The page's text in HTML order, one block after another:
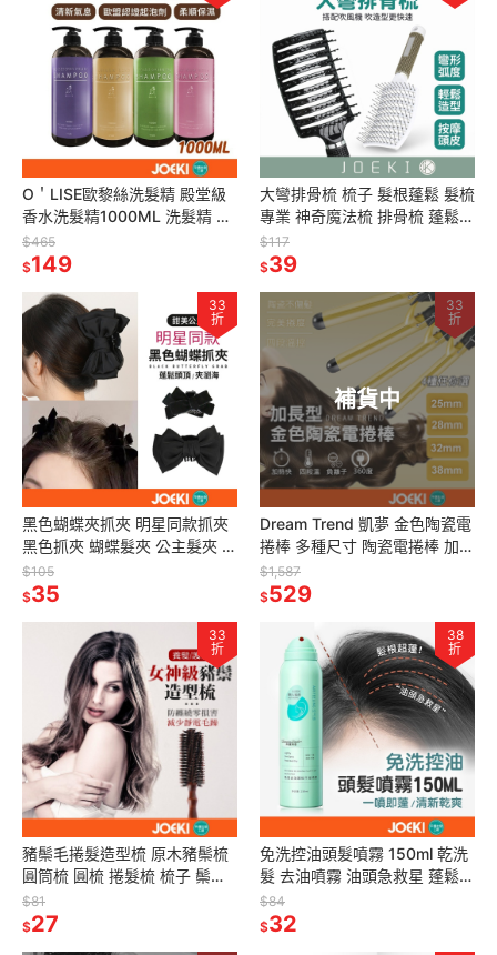
O＇LISE歐黎絲洗髮精 殿堂級
香水洗髮精1000ML 洗髮精 控
油洗髮 髮根強化 護色 洗髮
【MF0080】
$465
$149
大彎排骨梳 梳子 髮根蓬鬆 髮梳
專業 神奇魔法梳 排骨梳 蓬鬆梳
造型梳 按摩梳 美髮梳
【MF0071】
$117
$39
33
折
黑色蝴蝶夾抓夾 明星同款抓夾
黑色抓夾 蝴蝶髮夾 公主髮夾 甜
美髮夾 髮飾 抓夾 髮夾 蓬鬆夾
瀏海夾【MF0077】
$105
$35
補貨中
33
折
Dream Trend 凱夢 金色陶瓷電
捲棒 多種尺寸 陶瓷電捲棒 加長
電捲棒 電棒 電捲 捲髮 美髮
【DZ0019】
$1,587
$529
33
折
豬鬃毛捲髮造型梳 原木豬鬃梳
圓筒梳 圓梳 捲髮梳 梳子 鬃毛
梳 木柄梳 斜列梳 斜紋 原木 防
靜電 捲梳 MF0008
$81
$27
38
折
免洗控油頭髮噴霧 150ml 乾洗
髮 去油噴霧 油頭急救星 蓬鬆噴
霧 控油神器 乾洗髮噴霧 造型用
品【MF0109】
$84
$32